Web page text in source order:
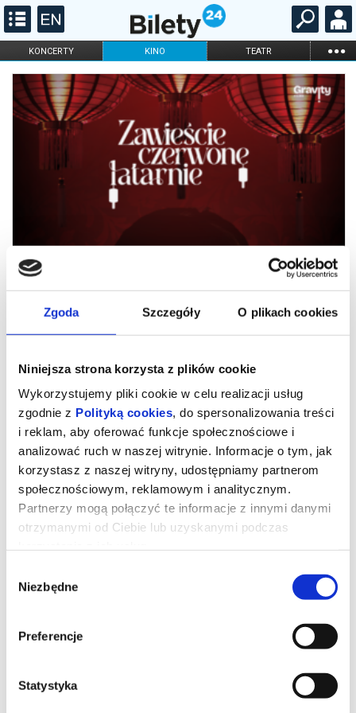
Zgoda Szczegóły O plikach cookies
Niniejsza strona korzysta z plików cookie
Wykorzystujemy pliki cookie w celu realizacji usług
zgodnie z Polityką cookies, do spersonalizowania treści
i reklam, aby oferować funkcje społecznościowe i
analizować ruch w naszej witrynie. Informacje o tym, jak
korzystasz z naszej witryny, udostępniamy partnerom
społecznościowym, reklamowym i analitycznym.
Partnerzy mogą połączyć te informacje z innymi danymi
otrzymanymi od Ciebie lub uzyskanymi podczas
zgody
Niezbędne
Preferencje
Statystyka
KONCERTY KINO TEATR ...
FILHARMONIA OPERA I BALET
STAND-UP
DLA DZIECI
ONLINE KARNETY
Zawieście czerwone latarnie
dramaturgiczną precyzją czy głęboko feministyczną refleksją.
Choć chińska cenzura dostrzegła w nim metaforę autorytarnego
jego sławie. Z czasem wyrafinowana kostiumowa opowieść
zagościła na wielu listach z najlepszymi tytułami w historii kina.